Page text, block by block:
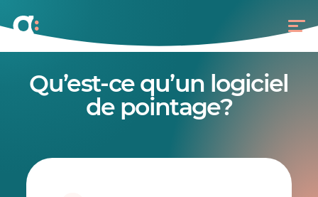
Qu’est-ce qu’un logiciel
de pointage?